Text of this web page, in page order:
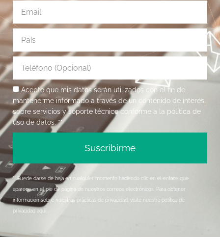
Acepto que mis datos serán utilizados con el fin de
mantenerme informado a través de un contenido de interés,
sobre servicios y soporte técnico conforme a la política de
uso de datos. **
Suscribirme
** Puede darse de baja en cualquier momento haciendo clic en el enlace que
aparece en el pie de página de nuestros correos electrónicos. Para obtener
información sobre nuestras prácticas de privacidad, visite nuestra política de
privacidad aquí .